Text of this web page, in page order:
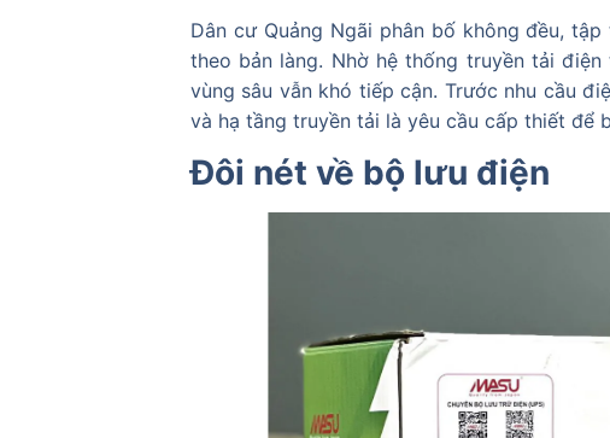
Dân cư Quảng Ngãi phân bố không đều,
theo bản làng. Nhờ hệ thống truyền tải
vùng sâu vẫn khó tiếp cận. Trước nhu cầu
và hạ tầng truyền tải là yêu cầu cấp thiết để
Đôi nét về bộ lưu điện